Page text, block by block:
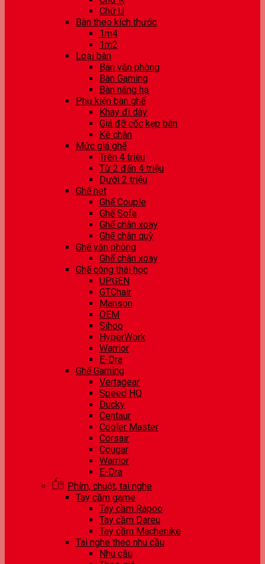
Chữ U
Bàn theo kích thước
1m4
1m2
Loại bàn
Bàn văn phòng
Bàn Gaming
Bàn nâng hạ
Phụ kiện bàn ghế
Khay đi dây
Giá đỡ cốc kẹp bàn
Kê chân
Mức giá ghế
Trên 4 triệu
Từ 2 đến 4 triệu
Dưới 2 triệu
Ghế net
Ghế Couple
Ghế Sofa
Ghế chân xoay
Ghế chân quỳ
Ghế văn phòng
Ghế chân xoay
Ghế công thái học
UPGEN
GTChair
Manson
OEM
Sihoo
HyperWork
Warrior
E-Dra
Ghế Gaming
Vertagear
Speed HQ
Ducky
Centaur
Cooler Master
Corsair
Cougar
Warrior
E-Dra
Phím, chuột, tai nghe
Tay cầm game
Tay cầm Rapoo
Tay cầm Dareu
Tay cầm Machenike
Tai nghe theo nhu cầu
Nhu cầu